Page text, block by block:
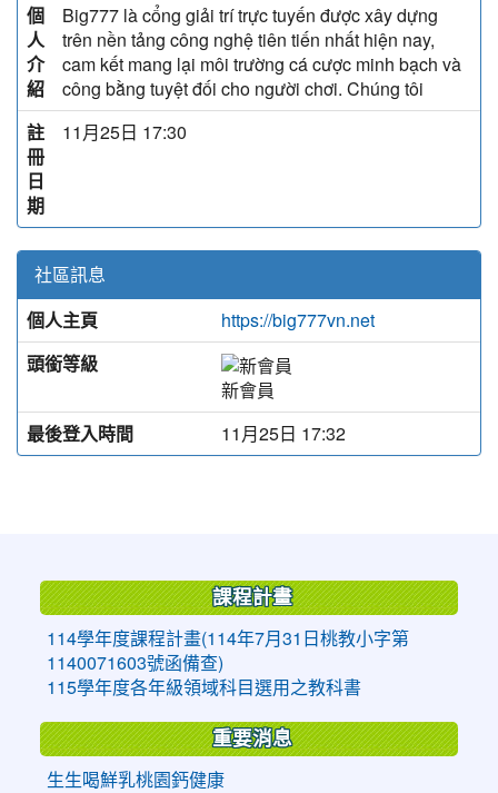
個
人
介
紹
Big777 là cổng giải trí trực tuyến được xây dựng
trên nền tảng công nghệ tiên tiến nhất hiện nay,
cam kết mang lại môi trường cá cược minh bạch và
công bằng tuyệt đối cho người chơi. Chúng tôi
註
冊
日
期
11月25日 17:30
社區訊息
個人主頁
https://big777vn.net
頭銜等級
新會員
最後登入時間
11月25日 17:32
課程計畫
114學年度課程計畫(114年7月31日桃教小字第
1140071603號函備查)
115學年度各年級領域科目選用之教科書
重要消息
生生喝鮮乳桃園鈣健康